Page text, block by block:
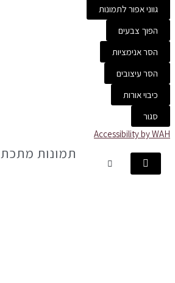
גווני אפור לתמונות
הפוך צבעים
הסר אנימציות
הסר עיצובים
כיבוי אורות
סגור
Accessibility by WAH
עגלת
קניות
תמונות מתכת